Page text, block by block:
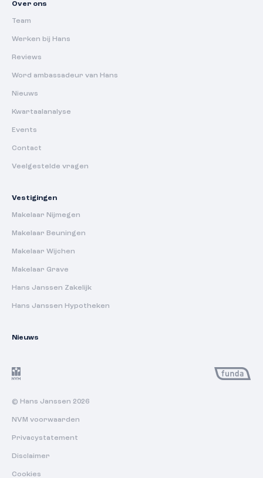
Over ons
Team
Werken bij Hans
Reviews
Word ambassadeur van Hans
Nieuws
Kwartaalanalyse
Events
Contact
Veelgestelde vragen
Vestigingen
Makelaar Nijmegen
Makelaar Beuningen
Makelaar Wijchen
Makelaar Grave
Hans Janssen Zakelijk
Hans Janssen Hypotheken
Nieuws
© Hans Janssen 2026
NVM voorwaarden
Privacystatement
Disclaimer
Cookies